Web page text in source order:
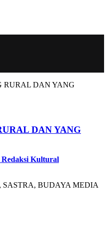
DAN YANG
Kultural